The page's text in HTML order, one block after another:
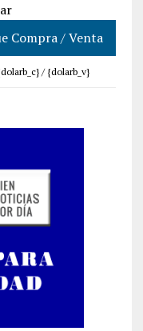
Compra / Venta
/ {dolarb_v}